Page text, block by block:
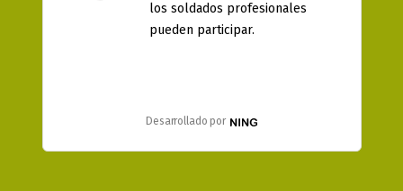
los soldados profesionales
pueden participar.
Desarrollado por